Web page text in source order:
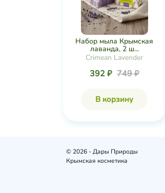
Набор мыла Крымская
лаванда, 2 ш...
Crimean Lavender
392 ₽ 749 ₽
В корзину
© 2026 - Дары Природы
Крымская косметика